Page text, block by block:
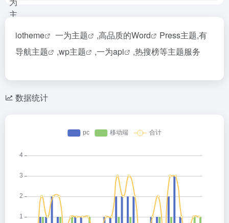
iotheme 一为主题 ,高品质的Word
Press主题,有
导航主题
,wp主题 ,一为api ,热搜榜等主题服务
数据统计